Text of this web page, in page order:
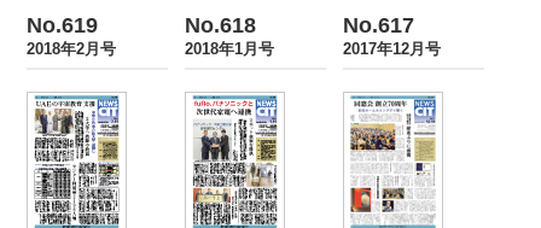
No.619
2018年2月号
No.618
2018年1月号
No.617
2017年12月号